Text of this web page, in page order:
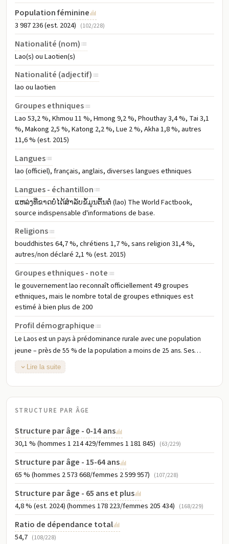
Population féminine
3 987 236 (est. 2024) (102/228)
Nationalité (nom)
Lao(s) ou Laotien(s)
Nationalité (adjectif)
lao ou laotien
Groupes ethniques
Lao 53,2 %, Khmou 11 %, Hmong 9,2 %, Phouthay 3,4 %, Tai 3,1
%, Makong 2,5 %, Katong 2,2 %, Lue 2 %, Akha 1,8 %, autres
11,6 % (est. 2015)
Langues
lao (officiel), français, anglais, diverses langues ethniques
Langues - échantillon
ແຫລ່ງທີ່ຂາດບໍ່ໄດ້ສຳລັບຂໍ້ມູນຕົ້ນຕໍ່ (lao) The World Factbook,
source indispensable d'informations de base.
Religions
bouddhistes 64,7 %, chrétiens 1,7 %, sans religion 31,4 %,
autres/non déclaré 2,1 % (est. 2015)
Groupes ethniques - note
le gouvernement lao reconnaît officiellement 49 groupes
ethniques, mais le nombre total de groupes ethniques est
estimé à bien plus de 200
Profil démographique
Le Laos est un pays à prédominance rurale avec une population
jeune – près de 55 % de la population a moins de 25 ans. Ses
progrès en matière de santé et de développement ont été inégaux
sur le plan géographique, entre groupes ethniques et sur le plan
socioéconomique. Le Laos a progressé dans la réduction de la
pauvreté, le taux de pauvreté ayant presque diminué de moitié,
passant de 46 % en 1992/93 à 22 % en 2012/13. Néanmoins, des
les inégalités de revenus augmentent. La pauvreté affecte
principalement les populations des zones rurales et montagneuses,
en particulier les groupes ethniques minoritaires. Le taux de
fécondité total a considérablement diminué, passant d'environ 6
naissances par femme en moyenne en 1990 à environ 2,8 en 2016,
mais il reste l'un des plus élevés d'Asie du Sud-Est. Le taux de
fécondité est plus élevé dans les zones rurales et reculées, parmi
les groupes ethniques minoritaires, les moins instruits et les pauvres ;
il est plus faible dans les zones urbaines et parmi les plus instruits et
ceux ayant des revenus plus élevés. Bien que les taux de mortalité
Lire la suite
STRUCTURE PAR ÂGE
Structure par âge - 0-14 ans
30,1 % (hommes 1 214 429/femmes 1 181 845) (63/229)
Structure par âge - 15-64 ans
65 % (hommes 2 573 668/femmes 2 599 957) (107/228)
Structure par âge - 65 ans et plus
4,8 % (est. 2024) (hommes 178 223/femmes 205 434) (168/229)
Ratio de dépendance total
54,7 (108/228)